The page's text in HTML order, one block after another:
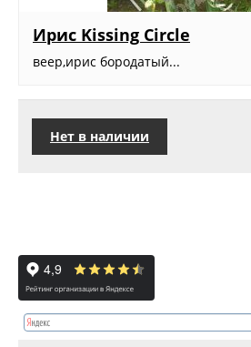
Ирис Kissing Circle
веер,ирис бородатый...
Нет в наличии